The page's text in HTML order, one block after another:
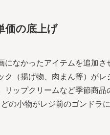
価の底上げ
になかったアイテムを追加
（揚げ物、肉まん等）が
リップクリームなど季節商
の小物がレジ前のゴンドラに